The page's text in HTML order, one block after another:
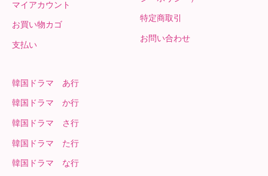
マイアカウント
お買い物カゴ
支払い
特定商取引
お問い合わせ
韓国ドラマ あ行
韓国ドラマ か行
韓国ドラマ さ行
韓国ドラマ た行
韓国ドラマ な行